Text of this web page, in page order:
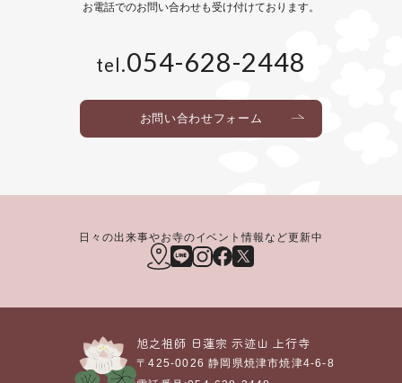
お電話でのお問い合わせも受け付けております。
tel.054-628-2448
お問い合わせフォーム
日々の出来事やお寺のイベント情報など更新中
旭之祖師 日蓮宗示迹山上行寺
〒425-0026静岡県焼津市焼津4-6-8